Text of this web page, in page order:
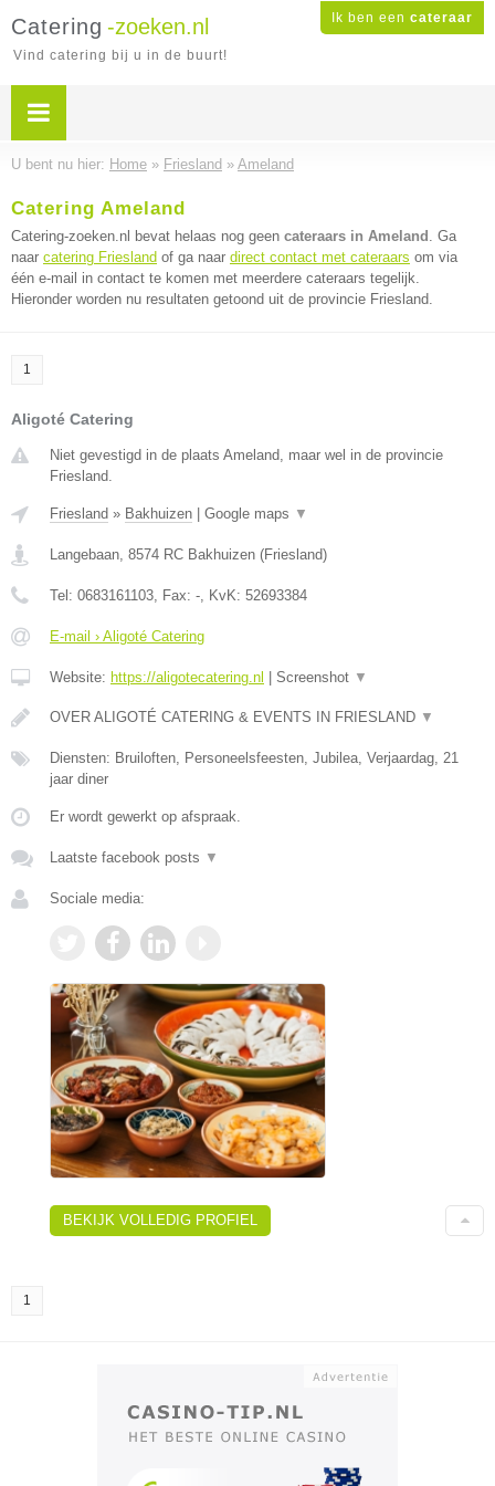
Ik ben een cateraar
Catering -zoeken.nl
Vind catering bij u in de buurt!
U bent nu hier: Home » Friesland » Ameland
Catering Ameland
Catering-zoeken.nl bevat helaas nog geen cateraars in Ameland . Ga
naar catering Friesland of ga naar direct contact met cateraars om via
één e-mail in contact te komen met meerdere cateraars tegelijk.
Hieronder worden nu resultaten getoond uit de provincie Friesland.
1
Aligoté Catering
Niet gevestigd in de plaats Ameland, maar wel in de provincie
Friesland.
Friesland » Bakhuizen Google maps ▼
Langebaan, 8574 RC Bakhuizen (Friesland)
Tel: 0683161103, Fax: -, KvK: 52693384
E-mail › Aligoté Catering
Website: https://aligotecatering.nl Screenshot ▼
OVER ALIGOTÉ CATERING & EVENTS IN FRIESLAND ▼
Diensten: Bruiloften, Personeelsfeesten, Jubilea, Verjaardag, 21
jaar diner
Er wordt gewerkt op afspraak.
Laatste facebook posts ▼
Sociale media:
BEKIJK VOLLEDIG PROFIEL
1